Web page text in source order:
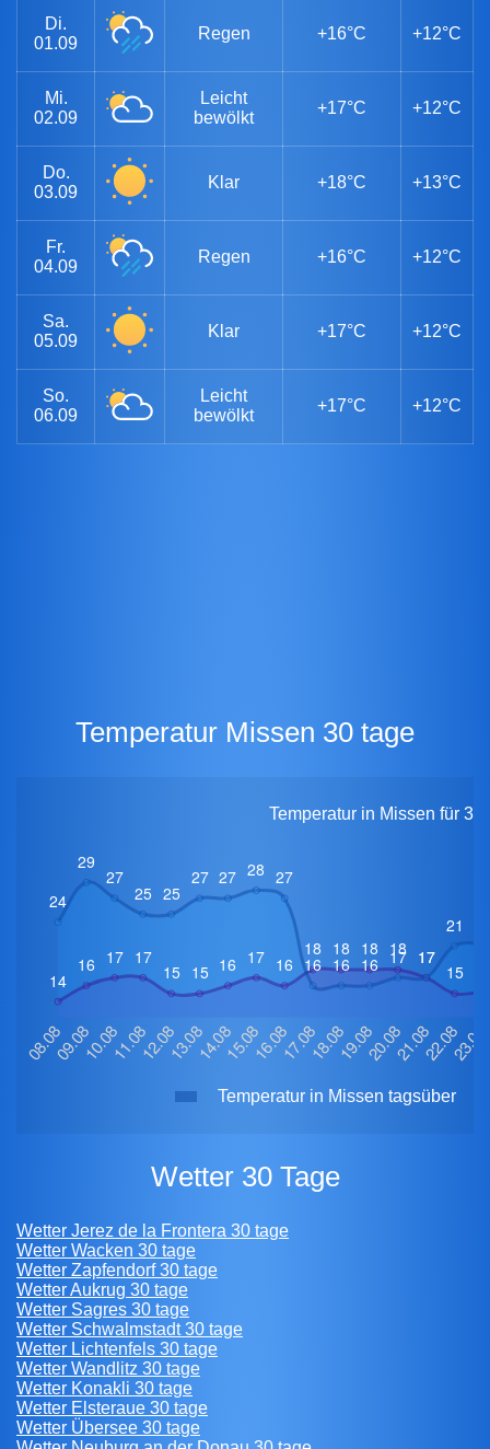
Di.
01.09
Regen +16°C +12°C
Mi.
02.09
Leicht
bewölkt
+17°C +12°C
Do.
03.09
Klar +18°C +13°C
Fr.
04.09
Regen +16°C +12°C
Sa.
05.09
Klar +17°C +12°C
So.
06.09
Leicht
bewölkt
+17°C +12°C
Temperatur Missen 30 tage
Temperatur in Missen für
Temperatur in Missen tagsüber
Wetter 30 Tage
Wetter Jerez de la Frontera 30 tage
Wetter Wacken 30 tage
Wetter Zapfendorf 30 tage
Wetter Aukrug 30 tage
Wetter Sagres 30 tage
Wetter Schwalmstadt 30 tage
Wetter Lichtenfels 30 tage
Wetter Wandlitz 30 tage
Wetter Konakli 30 tage
Wetter Elsteraue 30 tage
Wetter Übersee 30 tage